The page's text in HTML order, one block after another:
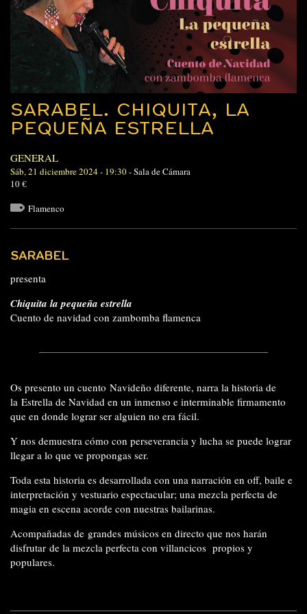
SARABEL. CHIQUITA, LA
PEQUEÑA ESTRELLA
GENERAL
Sáb, 21 diciembre 2024 - 19:30-Sala de Cámara
10 €
Flamenco
SARABEL
presenta
Chiquita la pequeña estrella
Cuento de navidad con zambomba flamenca
Os presento un cuento Navideño diferente, narra la historia de
la Estrella de Navidad en un inmenso e interminable firmamento
que en donde lograr ser alguien no era fácil.
Y nos demuestra cómo con perseverancia y lucha se puede lograr
llegar a lo que ve propongas ser.
Toda esta historia es desarrollada con una narración en off, baile e
interpretación y vestuario espectacular; una mezcla perfecta de
magia en escena acorde con nuestras bailarinas.
Acompañadas de grandes músicos en directo que nos harán
disfrutar de la mezcla perfecta con villancicos propios y
populares.